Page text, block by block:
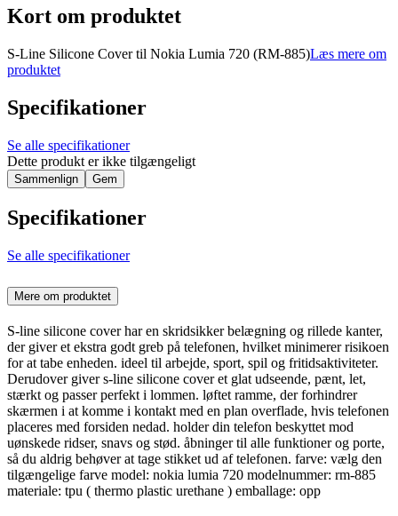
Kort om produktet
S-Line Silicone Cover til Nokia Lumia 720 (RM-885)Læs mere om
produktet
Specifikationer
Se alle specifikationer
Dette produkt er ikke tilgængeligt
Sammenlign Gem
Specifikationer
Se alle specifikationer
Mere om produktet
S-line silicone cover har en skridsikker belægning og rillede kanter,
der giver et ekstra godt greb på telefonen, hvilket minimerer risikoen
for at tabe enheden. ideel til arbejde, sport, spil og fritidsaktiviteter.
Derudover giver s-line silicone cover et glat udseende, pænt, let,
stærkt og passer perfekt i lommen. løftet ramme, der forhindrer
skærmen i at komme i kontakt med en plan overflade, hvis telefonen
placeres med forsiden nedad. holder din telefon beskyttet mod
uønskede ridser, snavs og stød. åbninger til alle funktioner og porte,
så du aldrig behøver at tage stikket ud af telefonen. farve: vælg den
tilgængelige farve model: nokia lumia 720 modelnummer: rm-885
materiale: tpu ( thermo plastic urethane ) emballage: opp